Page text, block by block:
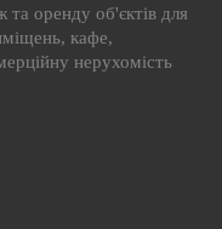
та оренду об'єктів для
кафе,
нерухомість